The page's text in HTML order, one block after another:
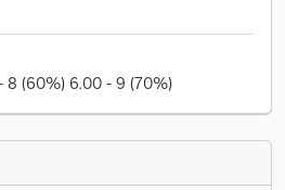
8 (60%) 6.00 - 9 (70%)